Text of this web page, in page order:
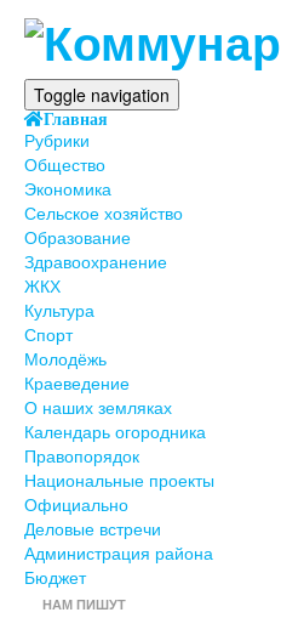
Toggle navigation
Главная
Рубрики
Общество
Экономика
Сельское хозяйство
Образование
Здравоохранение
ЖКХ
Культура
Спорт
Молодёжь
Краеведение
О наших земляках
Календарь огородника
Правопорядок
Национальные проекты
Официально
Деловые встречи
Администрация района
Бюджет
НАМ ПИШУТ